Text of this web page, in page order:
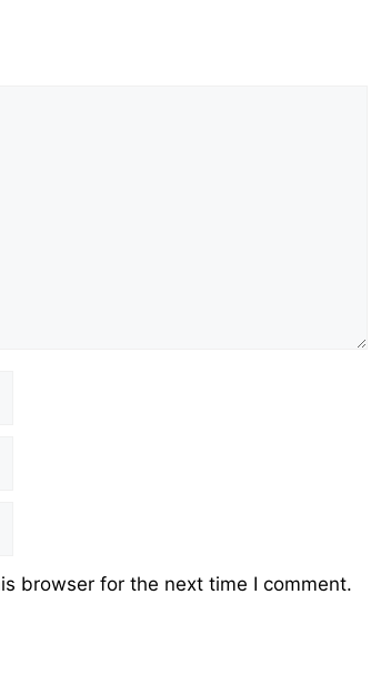
browser for the next time I comment.